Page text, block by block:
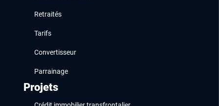
Retraités
Tarifs
Convertisseur
Parrainage
Projets